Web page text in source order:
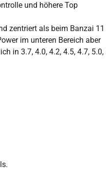
und höhere Top
zentriert als beim Banzai 11
im unteren Bereich aber
in 3.7, 4.0, 4.2, 4.5, 4.7, 5.0,